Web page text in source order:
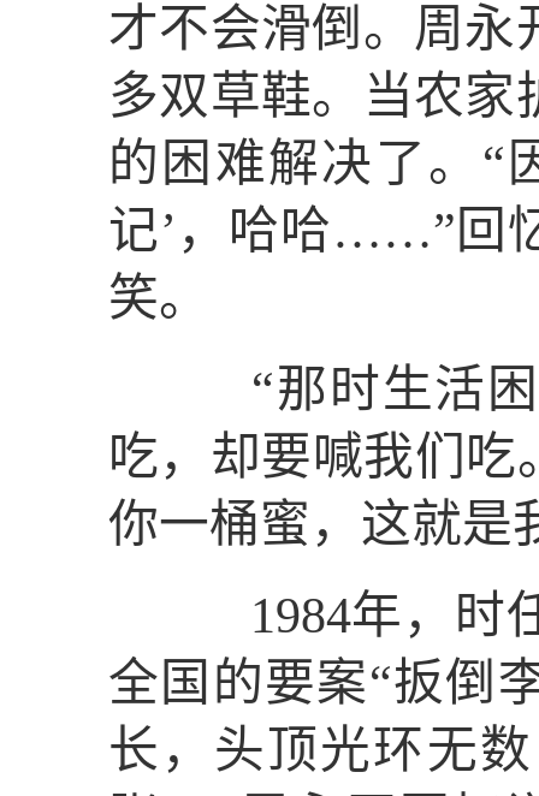
才不会滑倒。周永
多双草鞋。当农家
的困难解决了。“
记’，哈哈……”回
笑。
“那时生活困
吃，却要喊我们吃
你一桶蜜，这就是
1984年，时任
全国的要案“扳倒
长，头顶光环无